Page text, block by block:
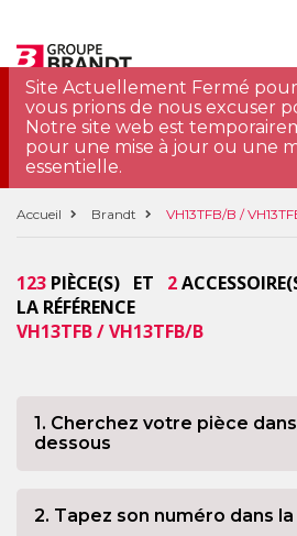
Site Actuellement Fermé
vous prions de nous excuser
Notre site web est
pour une mise à jour ou une
essentielle.
Accueil Brandt VH13TFB/B /
123 PIÈCE(S) ET 2
LA RÉFÉRENCE
VH13TFB / VH13TFB/B
1. Cherchez votre pièce
dessous
2. Tapez son numéro dans